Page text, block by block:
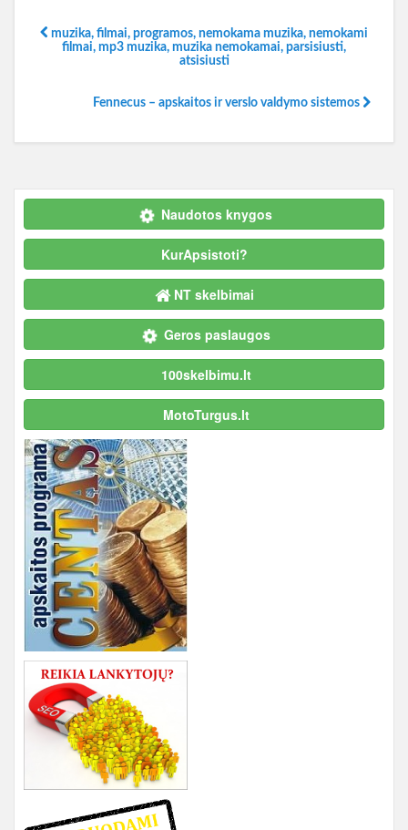
muzika, filmai, programos, nemokama muzika, nemokami
filmai, mp3 muzika, muzika nemokamai, parsisiusti,
atsisiusti
Fennecus – apskaitos ir verslo valdymo sistemos
Naudotos knygos
KurApsistoti?
NT skelbimai
Geros paslaugos
100skelbimu.lt
MotoTurgus.lt